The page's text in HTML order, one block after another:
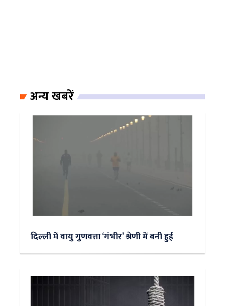
अन्य खबरें
दिल्ली में वायु गुणवत्ता ‘गंभीर’ श्रेणी में बनी हुई